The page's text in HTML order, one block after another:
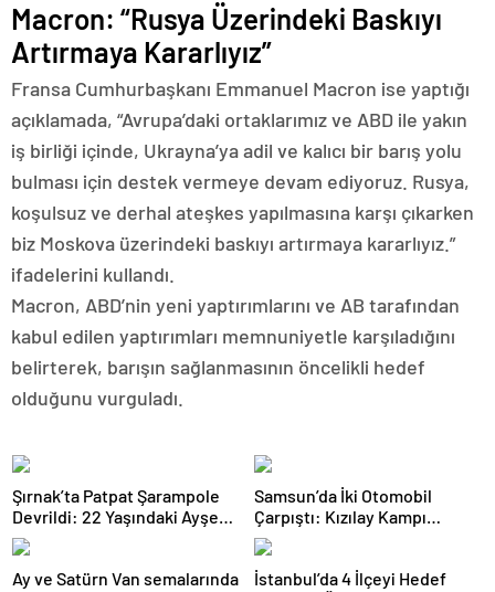
Macron: “Rusya Üzerindeki Baskıyı
Artırmaya Kararlıyız”
Fransa Cumhurbaşkanı Emmanuel Macron ise yaptığı
açıklamada, “Avrupa’daki ortaklarımız ve ABD ile yakın
iş birliği içinde, Ukrayna’ya adil ve kalıcı bir barış yolu
bulması için destek vermeye devam ediyoruz. Rusya,
koşulsuz ve derhal ateşkes yapılmasına karşı çıkarken
biz Moskova üzerindeki baskıyı artırmaya kararlıyız.”
ifadelerini kullandı.
Macron, ABD’nin yeni yaptırımlarını ve AB tarafından
kabul edilen yaptırımları memnuniyetle karşıladığını
belirterek, barışın sağlanmasının öncelikli hedef
olduğunu vurguladı.
Şırnak’ta Patpat Şarampole
Devrildi: 22 Yaşındaki Ayşe
Ece Hayatını Kaybetti, 3 Yaralı
Samsun’da İki Otomobil
Çarpıştı: Kızılay Kampı
Alanına Savrulan Araçtaki 1
Kişi Yaralandı
Ay ve Satürn Van semalarında
İstanbul’da 4 İlçeyi Hedef